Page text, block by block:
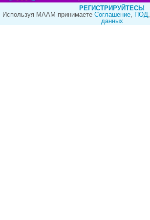
РЕГИСТРИРУЙТЕСЬ!
Используя МААМ принимаете Cоглашение, ПОД,
данных